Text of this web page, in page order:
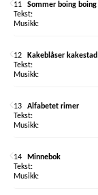
11 Sommer boing boing
12 Kakeblåser kakestad
13 Alfabetet rimer
14 Minnebok